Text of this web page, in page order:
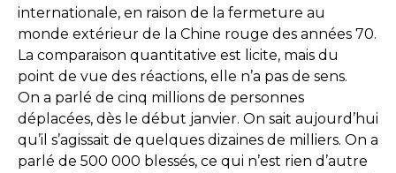
internationale, en raison de la fermeture au
monde extérieur de la Chine rouge des années 70.
La comparaison quantitative est licite, mais du
point de vue des réactions, elle n’a pas de sens.
On a parlé de cinq millions de personnes
déplacées, dès le début janvier. On sait aujourd’hui
qu’il s’agissait de quelques dizaines de milliers. On a
parlé de 500 000 blessés, ce qui n’est rien d’autre